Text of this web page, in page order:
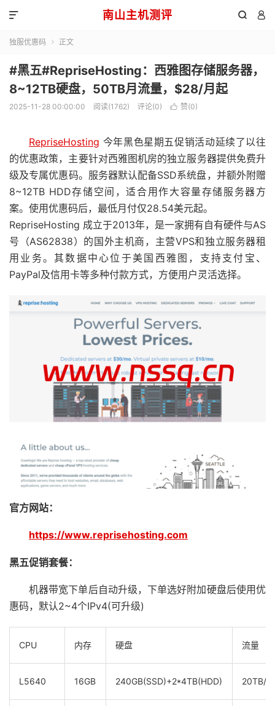
南山主机测评  

独服优惠码  正文
#黑五#RepriseHosting：西雅图存储服务器，
8~12TB硬盘，50TB月流量，$28/月起
2025-11-28 00:00:00 阅读(1762) 评论(0)  赞(0)
RepriseHosting 今年黑色星期五促销活动延续了以往
的优惠政策，主要针对西雅图机房的独立服务器提供免费升
级及专属优惠码。服务器默认配备SSD系统盘，并额外附赠
8~12TB HDD存储空间，适合用作大容量存储服务器方
案。使用优惠码后，最低月付仅28.54美元起。
RepriseHosting 成立于2013年，是一家拥有自有硬件与AS
号（AS62838）的国外主机商，主营VPS和独立服务器租
用业务。其数据中心位于美国西雅图，支持支付宝、
PayPal及信用卡等多种付款方式，方便用户灵活选择。
官方网站：
https://www.reprisehosting.com
黑五促销套餐：
机器带宽下单后自动升级，下单选好附加硬盘后使用优
惠码，默认2~4个IPv4(可升级)
CPU 内存 硬盘 流量
L5640 16GB 240GB(SSD)+2*4TB(HDD) 20TB/